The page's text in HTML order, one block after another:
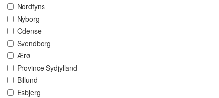
Nordfyns
Nyborg
Odense
Svendborg
Ærø
Province Sydjylland
Billund
Esbjerg